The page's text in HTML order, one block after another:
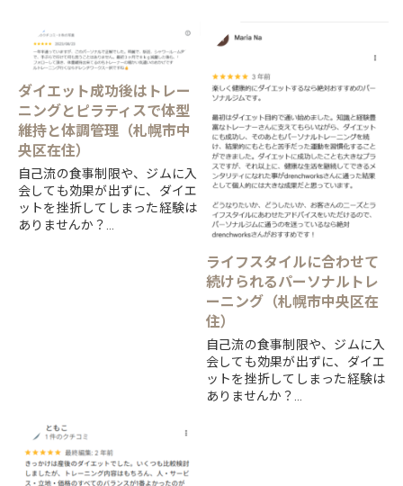
ダイエット成功後はトレー
ニングとピラティスで体型
維持と体調管理（札幌市中
央区在住）
自己流の食事制限や、ジムに入
会しても効果が出ずに、ダイエ
ットを挫折してしまった経験は
ありませんか？
ライフスタイルに合わせて
続けられるパーソナルトレ
ーニング（札幌市中央区在
住）
自己流の食事制限や、ジムに入
会しても効果が出ずに、ダイエ
ットを挫折してしまった経験は
ありませんか？